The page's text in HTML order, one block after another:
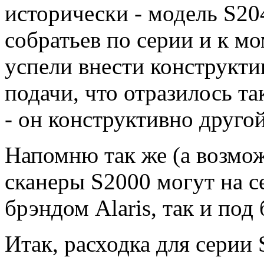
исторически - модель
собратьев по серии и к
успели внести
подачи, что отразилось
- он конструктивно
Напомню так же (а
сканеры S2000 могут на
брэндом Alaris, так и
Итак, расходка для серии